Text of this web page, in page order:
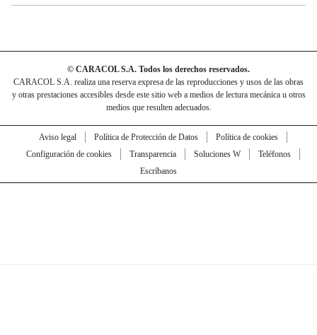
© CARACOL S.A. Todos los derechos reservados.
CARACOL S.A. realiza una reserva expresa de las reproducciones y usos de las obras
y otras prestaciones accesibles desde este sitio web a medios de lectura mecánica u otros
medios que resulten adecuados.
Aviso legal Política de Protección de Datos
Política de cookies
Configuración de cookies
Transparencia Soluciones W
Teléfonos
Escríbanos